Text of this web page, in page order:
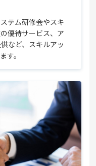
テム研修会やスキ
優待サービス、ア
など、スキルアッ
す。